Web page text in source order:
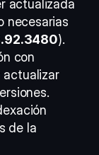
actualizada
necesarias
).
con
actualizar
de la